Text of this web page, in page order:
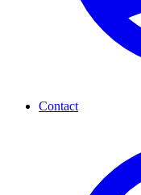
Contact